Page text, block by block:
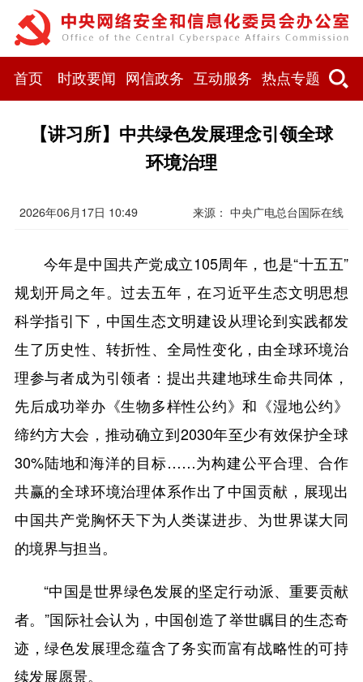
首页 时政要闻 网信政务 互动服务 热点专题
【讲习所】中共绿色发展理念引领全球
环境治理
2026年06月17日 10:49 来源： 中央广电总台国际在线
今年是中国共产党成立105周年，也是“十五五”
规划开局之年。过去五年，在习近平生态文明思想
科学指引下，中国生态文明建设从理论到实践都发
生了历史性、转折性、全局性变化，由全球环境治
理参与者成为引领者：提出共建地球生命共同体，
先后成功举办《生物多样性公约》和《湿地公约》
缔约方大会，推动确立到2030年至少有效保护全球
30%陆地和海洋的目标……为构建公平合理、合作
共赢的全球环境治理体系作出了中国贡献，展现出
中国共产党胸怀天下为人类谋进步、为世界谋大同
的境界与担当。
“中国是世界绿色发展的坚定行动派、重要贡献
者。”国际社会认为，中国创造了举世瞩目的生态奇
迹，绿色发展理念蕴含了务实而富有战略性的可持
续发展愿景。